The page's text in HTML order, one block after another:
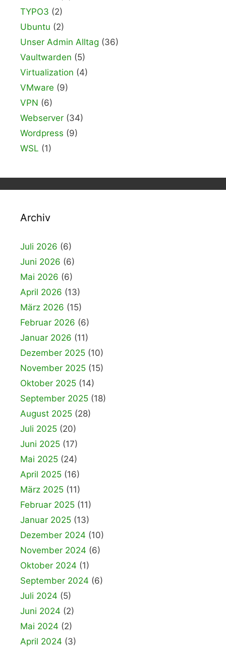
TYPO3 (2)
Ubuntu (2)
Unser Admin Alltag (36)
Vaultwarden (5)
Virtualization (4)
VMware (9)
VPN (6)
Webserver (34)
Wordpress (9)
WSL (1)
Archiv
Juli 2026 (6)
Juni 2026 (6)
Mai 2026 (6)
April 2026 (13)
März 2026 (15)
Februar 2026 (6)
Januar 2026 (11)
Dezember 2025 (10)
November 2025 (15)
Oktober 2025 (14)
September 2025 (18)
August 2025 (28)
Juli 2025 (20)
Juni 2025 (17)
Mai 2025 (24)
April 2025 (16)
März 2025 (11)
Februar 2025 (11)
Januar 2025 (13)
Dezember 2024 (10)
November 2024 (6)
Oktober 2024 (1)
September 2024 (6)
Juli 2024 (5)
Juni 2024 (2)
Mai 2024 (2)
April 2024 (3)